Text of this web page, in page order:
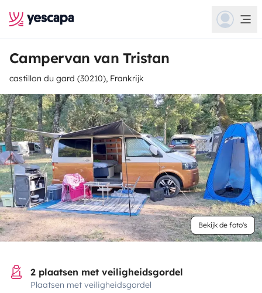
Campervan van Tristan
castillon du gard (30210), Frankrijk
Bekijk de foto's
2 plaatsen met veiligheidsgordel
Plaatsen met veiligheidsgordel